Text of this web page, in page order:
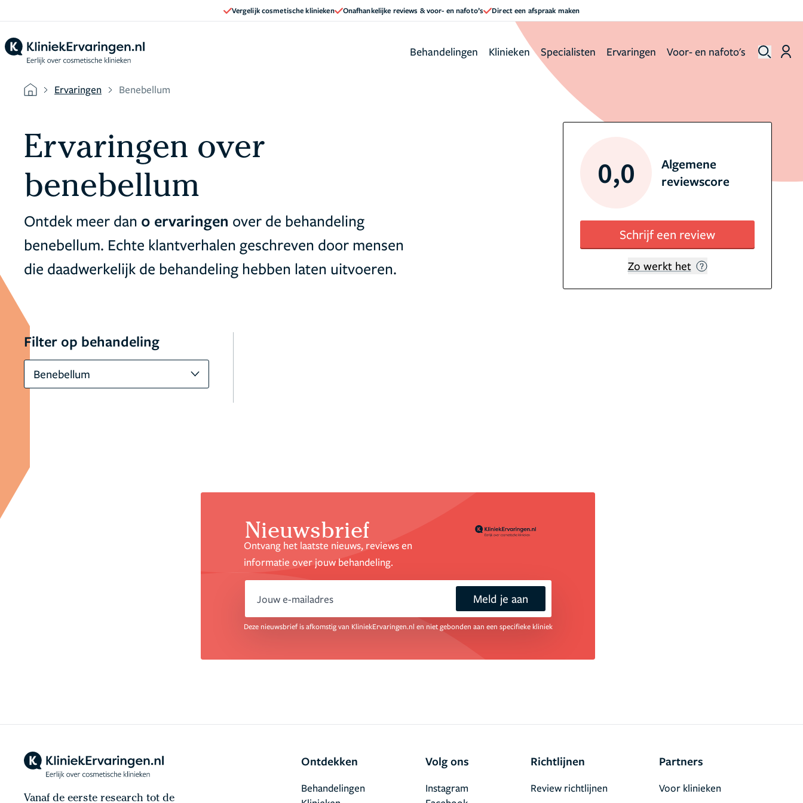
Vergelijk cosmetische klinieken Onafhankelijke reviews & voor- en nafoto’s Direct een afspraak maken
Behandelingen Klinieken Specialisten Ervaringen Voor- en nafoto's
Ervaringen Benebellum
Ervaringen over
benebellum
Ontdek meer dan 0 ervaringen over de behandeling
benebellum. Echte klantverhalen geschreven door mensen
die daadwerkelijk de behandeling hebben laten uitvoeren.
0,0
Algemene
reviewscore
Schrijf een review
Zo werkt het
Filter op behandeling
Benebellum
Nieuwsbrief
Ontvang het laatste nieuws, reviews en
informatie over jouw behandeling.
email Meld je aan
Deze nieuwsbrief is afkomstig van KliniekErvaringen.nl en niet gebonden aan een specifieke kliniek
Vanaf de eerste research tot de
Ontdekken
Behandelingen
Volg ons
Instagram
Richtlijnen
Review richtlijnen
Partners
Voor klinieken